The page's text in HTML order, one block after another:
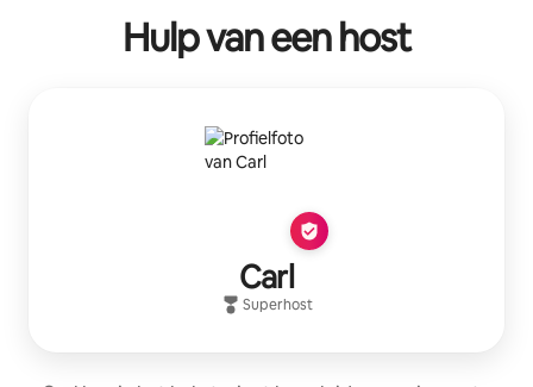
Hulp van een host
Carl
Superhost